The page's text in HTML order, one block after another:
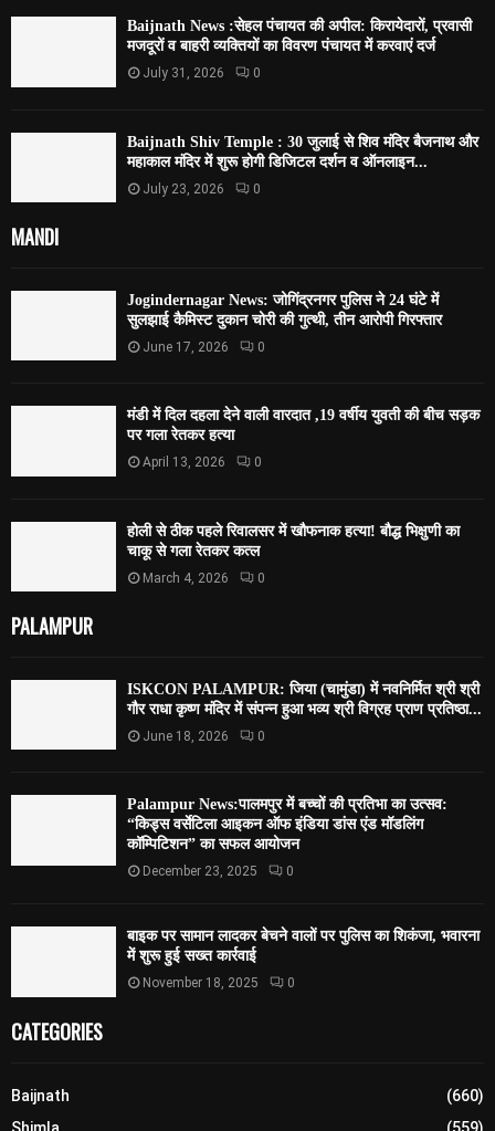
Baijnath News :सेहल पंचायत की अपील: किरायेदारों, प्रवासी
मजदूरों व बाहरी व्यक्तियों का विवरण पंचायत में करवाएं दर्ज
July 31, 2026 0
Baijnath Shiv Temple : 30 जुलाई से शिव मंदिर बैजनाथ और
महाकाल मंदिर में शुरू होगी डिजिटल दर्शन व ऑनलाइन...
July 23, 2026 0
MANDI
Jogindernagar News: जोगिंद्रनगर पुलिस ने 24 घंटे में
सुलझाई कैमिस्ट दुकान चोरी की गुत्थी, तीन आरोपी गिरफ्तार
June 17, 2026 0
मंडी में दिल दहला देने वाली वारदात ,19 वर्षीय युवती की बीच सड़क
पर गला रेतकर हत्या
April 13, 2026 0
होली से ठीक पहले रिवालसर में खौफनाक हत्या! बौद्ध भिक्षुणी का
चाकू से गला रेतकर कत्ल
March 4, 2026 0
PALAMPUR
ISKCON PALAMPUR: जिया (चामुंडा) में नवनिर्मित श्री श्री
गौर राधा कृष्ण मंदिर में संपन्न हुआ भव्य श्री विग्रह प्राण प्रतिष्ठा...
June 18, 2026 0
Palampur News:पालमपुर में बच्चों की प्रतिभा का उत्सव:
“किड्स वर्सेटिला आइकन ऑफ इंडिया डांस एंड मॉडलिंग
कॉम्पिटिशन” का सफल आयोजन
December 23, 2025 0
बाइक पर सामान लादकर बेचने वालों पर पुलिस का शिकंजा, भवारना
में शुरू हुई सख्त कार्रवाई
November 18, 2025 0
CATEGORIES
Baijnath
(660)
Shimla
(559)